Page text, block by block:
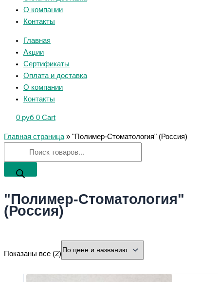
О компании
Контакты
Главная
Акции
Сертификаты
Оплата и доставка
О компании
Контакты
0 руб 0 Cart
Главная страница » "Полимер-Стоматология" (Россия)
"Полимер-Стоматология"
(Россия)
минимальная цена максимальная цена
Бренд
Показаны все (2)